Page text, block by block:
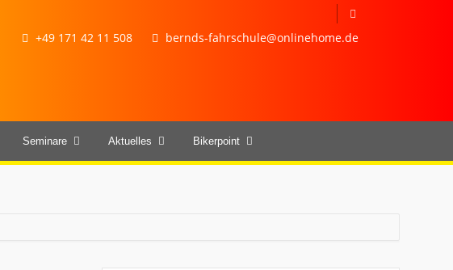
+49 171 42 11 508 bernds-fahrschule@onlinehome.de
Seminare Aktuelles Bikerpoint